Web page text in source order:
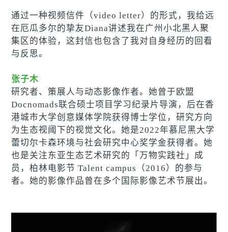
通过一种视频信件（video letter）的形式，我给远
在厄瓜多尔的挚友Diana讲述我在广州小北黑人聚
集区的体验，这封信也包含了我对自身经历的回看
与反思。
张子木
研究者、策展人与动态影像作者。她曾于欧盟
Docnomads联合硕士项目学习纪录片导演，后在香
港城市大学创意媒体学院获得博士学位，研究方向
为生态视阈下的视觉文化。她是2022年慕尼黑大学
蕾切尔卡森环境与社会研究中心奖学金获得者。她
也是关注东亚生态艺术研究的「万物实践社」成
员，柏林电影节 Talent campus（2016）的参与
者。她的影像作品曾在多个国际影像艺术节展出。